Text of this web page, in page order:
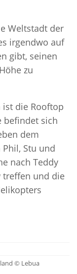
Weltstadt der
irgendwo auf
gibt, seinen
zu
die Rooftop
befindet sich
dem
Phil, Stu und
nach Teddy
treffen und die
© Lebua